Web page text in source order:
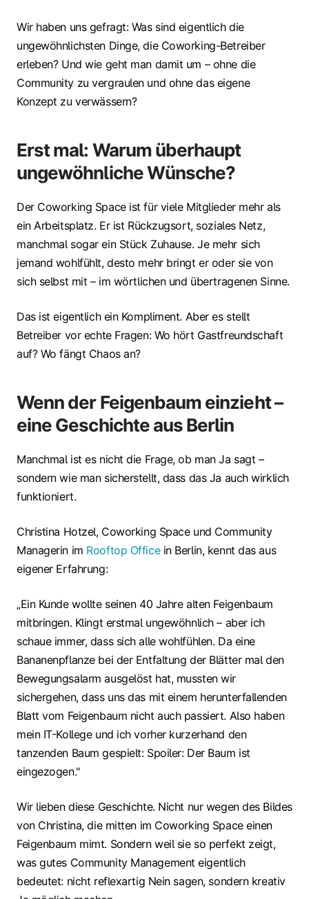
Wir haben uns gefragt: Was sind eigentlich die
ungewöhnlichsten Dinge, die Coworking-Betreiber
erleben? Und wie geht man damit um – ohne die
Community zu vergraulen und ohne das eigene
Konzept zu verwässern?
Erst mal: Warum überhaupt
ungewöhnliche Wünsche?
Der Coworking Space ist für viele Mitglieder mehr als
ein Arbeitsplatz. Er ist Rückzugsort, soziales Netz,
manchmal sogar ein Stück Zuhause. Je mehr sich
jemand wohlfühlt, desto mehr bringt er oder sie von
sich selbst mit – im wörtlichen und übertragenen Sinne.
Das ist eigentlich ein Kompliment. Aber es stellt
Betreiber vor echte Fragen: Wo hört Gastfreundschaft
auf? Wo fängt Chaos an?
Wenn der Feigenbaum einzieht –
eine Geschichte aus Berlin
Manchmal ist es nicht die Frage, ob man Ja sagt –
sondern wie man sicherstellt, dass das Ja auch wirklich
funktioniert.
Christina Hotzel, Coworking Space und Community
Managerin im Rooftop Officein Berlin, kennt das aus
eigener Erfahrung:
„Ein Kunde wollte seinen 40 Jahre alten Feigenbaum
mitbringen. Klingt erstmal ungewöhnlich – aber ich
schaue immer, dass sich alle wohlfühlen. Da eine
Bananenpflanze bei der Entfaltung der Blätter mal den
Bewegungsalarm ausgelöst hat, mussten wir
sichergehen, dass uns das mit einem herunterfallenden
Blatt vom Feigenbaum nicht auch passiert. Also haben
mein IT-Kollege und ich vorher kurzerhand den
tanzenden Baum gespielt: Spoiler: Der Baum ist
eingezogen."
Wir lieben diese Geschichte. Nicht nur wegen des Bildes
von Christina, die mitten im Coworking Space einen
Feigenbaum mimt. Sondern weil sie so perfekt zeigt,
was gutes Community Management eigentlich
bedeutet: nicht reflexartig Nein sagen, sondern kreativ